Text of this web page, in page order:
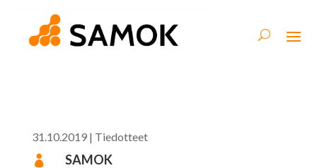
31.10.2019| Tiedotteet
 SAMOK